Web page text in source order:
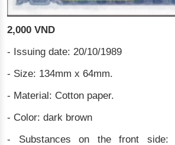
2,000 VND
- Issuing date: 20/10/1989
- Size: 134mm x 64mm.
- Material: Cotton paper.
- Color: dark brown
- Substances on the front side: